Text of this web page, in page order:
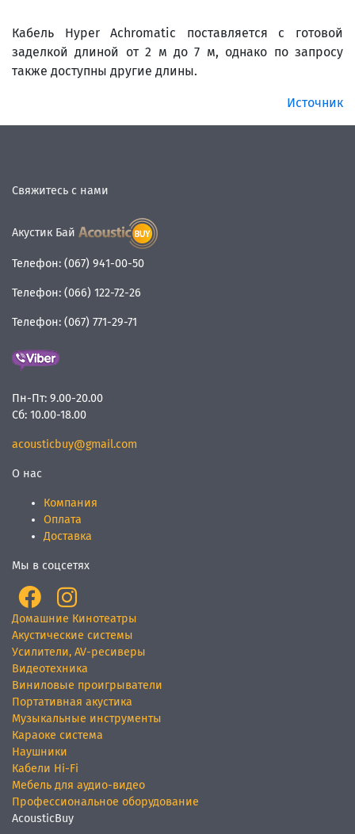
Кабель Hyper Achromatic поставляется с готовой
заделкой длиной от 2 м до 7 м, однако по запросу
также доступны другие длины.
Источник
Свяжитесь с нами
Акустик Бай
Телефон: (067) 941-00-50
Телефон: (066) 122-72-26
Телефон: (067) 771-29-71
Пн-Пт: 9.00-20.00
Сб: 10.00-18.00
acousticbuy@gmail.com
О нас
Компания
Оплата
Доставка
Мы в соцсетях
Домашние Кинотеатры
Акустические системы
Усилители, AV-ресиверы
Видеотехника
Виниловые проигрыватели
Портативная акустика
Музыкальные инструменты
Караоке система
Наушники
Кабели Hi-Fi
Мебель для аудио-видео
Профессиональное оборудование
AcousticBuy